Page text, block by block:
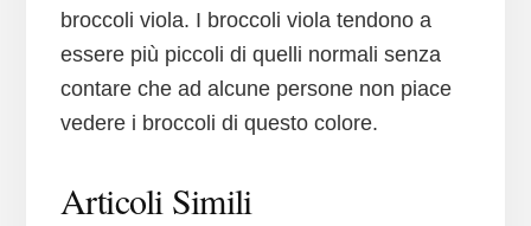
broccoli viola. I broccoli viola tendono a
essere più piccoli di quelli normali senza
contare che ad alcune persone non piace
vedere i broccoli di questo colore.
Articoli Simili